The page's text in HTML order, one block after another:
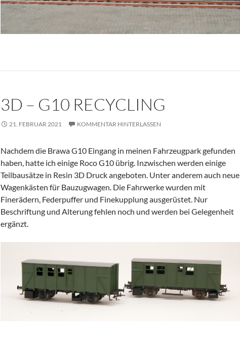
3D – G10 RECYCLING
21. FEBRUAR 2021 KOMMENTAR HINTERLASSEN
Nachdem die Brawa G10 Eingang in meinen Fahrzeugpark gefunden
haben, hatte ich einige Roco G10 übrig. Inzwischen werden einige
Teilbausätze in Resin 3D Druck angeboten. Unter anderem auch neue
Wagenkästen für Bauzugwagen. Die Fahrwerke wurden mit
Finerädern, Federpuffer und Finekupplung ausgerüstet. Nur
Beschriftung und Alterung fehlen noch und werden bei Gelegenheit
ergänzt.